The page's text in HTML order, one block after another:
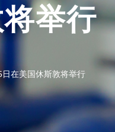
举行
在美国休斯敦将举行